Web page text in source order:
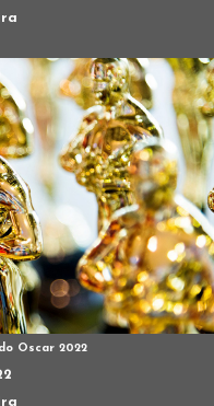
Oscar 2022